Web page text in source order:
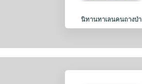
นิทานทาเลนคนถางป่า